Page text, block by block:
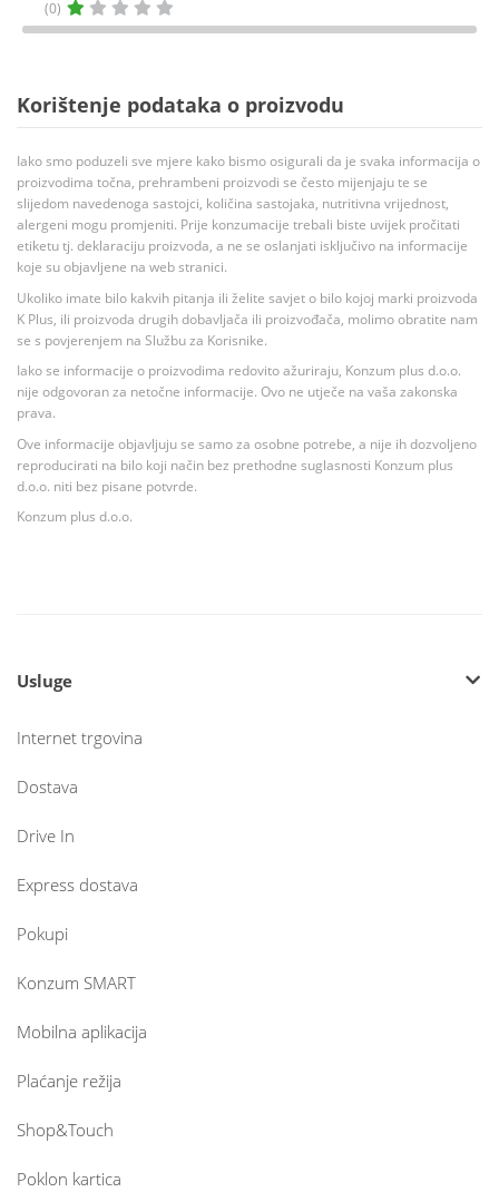
(0)
Korištenje podataka o proizvodu
Iako smo poduzeli sve mjere kako bismo osigurali da je svaka informacija o
proizvodima točna, prehrambeni proizvodi se često mijenjaju te se
slijedom navedenoga sastojci, količina sastojaka, nutritivna vrijednost,
alergeni mogu promjeniti. Prije konzumacije trebali biste uvijek pročitati
etiketu tj. deklaraciju proizvoda, a ne se oslanjati isključivo na informacije
koje su objavljene na web stranici.
Ukoliko imate bilo kakvih pitanja ili želite savjet o bilo kojoj marki proizvoda
K Plus, ili proizvoda drugih dobavljača ili proizvođača, molimo obratite nam
se s povjerenjem na Službu za Korisnike.
Iako se informacije o proizvodima redovito ažuriraju, Konzum plus d.o.o.
nije odgovoran za netočne informacije. Ovo ne utječe na vaša zakonska
prava.
Ove informacije objavljuju se samo za osobne potrebe, a nije ih dozvoljeno
reproducirati na bilo koji način bez prethodne suglasnosti Konzum plus
d.o.o. niti bez pisane potvrde.
Konzum plus d.o.o.
Usluge
Internet trgovina
Dostava
Drive In
Express dostava
Pokupi
Konzum SMART
Mobilna aplikacija
Plaćanje režija
Shop&Touch
Poklon kartica